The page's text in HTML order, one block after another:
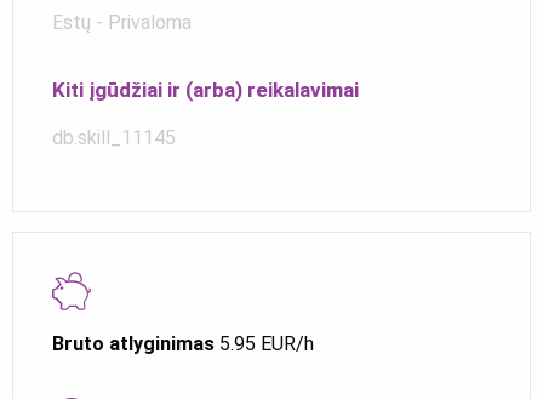
Bruto atlyginimas 5.95 EUR/h
Estų - Privaloma
Kiti įgūdžiai ir (arba) reikalavimai
db.skill_11145